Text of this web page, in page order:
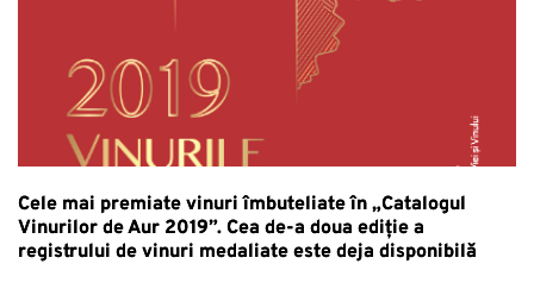
Cele mai premiate vinuri îmbuteliate în „Catalogul
Vinurilor de Aur 2019”. Cea de-a doua ediție a
registrului de vinuri medaliate este deja disponibilă